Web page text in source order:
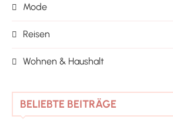
Mode
Reisen
Wohnen & Haushalt
BELIEBTE BEITRÄGE